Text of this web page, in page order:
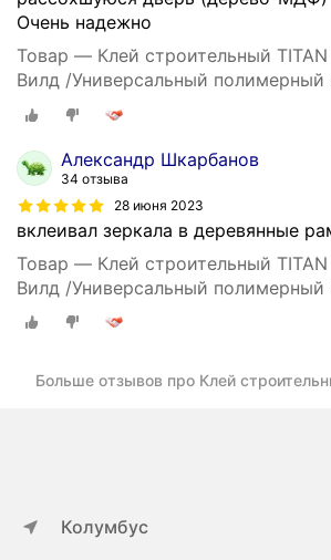
Очень надежно
Товар — Клей строительный
Вилд /Универсальный полимерный
плинтуса , для поделок, для
для обуви 0.25л
Александр Шкарбанов
34 отзыва
28 июня 2023
вклеивал зеркала в деревянные
Товар — Клей строительный
Вилд /Универсальный полимерный
плинтуса , для поделок, для
для обуви 0.25л
Больше отзывов про Клей
Колумбус